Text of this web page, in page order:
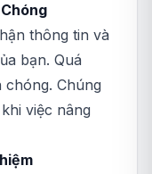
thông tin và
bạn. Quá
Chúng
việc nâng